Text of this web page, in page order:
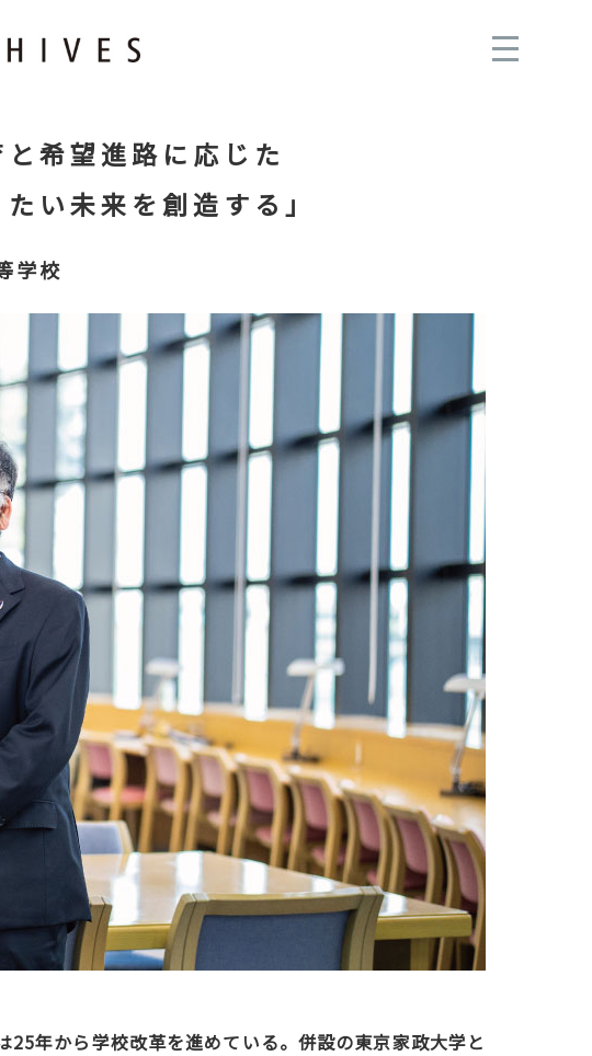
希望進路に応じた
い未来を創造する」
学校
年から学校改革を進めている。併設の東京家政大学と